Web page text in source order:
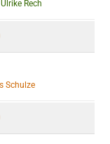
Rech
Schulze